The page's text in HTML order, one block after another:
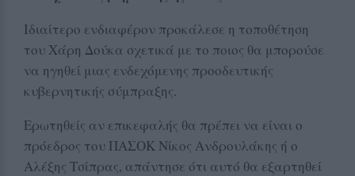
Ιδιαίτερο ενδιαφέρον προκάλεσε η τοποθέτηση
του Χάρη Δούκα σχετικά με το ποιος θα μπορούσε
να ηγηθεί μιας ενδεχόμενης προοδευτικής
κυβερνητικής σύμπραξης.
Ερωτηθείς αν επικεφαλής θα πρέπει να είναι ο
πρόεδρος του ΠΑΣΟΚ Νίκος Ανδρουλάκης ή ο
Αλέξης Τσίπρας, απάντησε ότι αυτό θα εξαρτηθεί